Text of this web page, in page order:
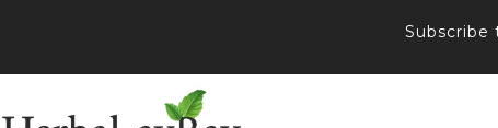
content
Subscribe